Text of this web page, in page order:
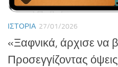
ΙΣΤΟΡΊΑ 27/01/2026
«Ξαφνικά, άρχισε να
Προσεγγίζοντας